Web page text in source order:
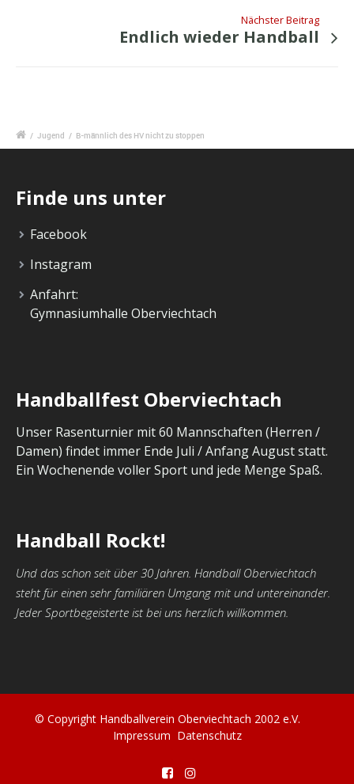
Nächster Beitrag
Endlich wieder Handball
/ Jugend / B-männlich des HV nicht zu stoppen
Finde uns unter
Facebook
Instagram
Anfahrt:
Gymnasiumhalle Oberviechtach
Handballfest Oberviechtach
Unser Rasenturnier mit 60 Mannschaften (Herren /
Damen) findet immer Ende Juli / Anfang August statt.
Ein Wochenende voller Sport und jede Menge Spaß.
Handball Rockt!
Und das schon seit über 30 Jahren. Handball Oberviechtach
steht für einen sehr familiären Umgang mit und untereinander.
Jeder Sportbegeisterte ist bei uns herzlich willkommen.
© Copyright Handballverein Oberviechtach 2002 e.V.
Impressum Datenschutz